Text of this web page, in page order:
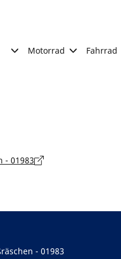
Motorrad Fahrrad
- 01983
- 01983